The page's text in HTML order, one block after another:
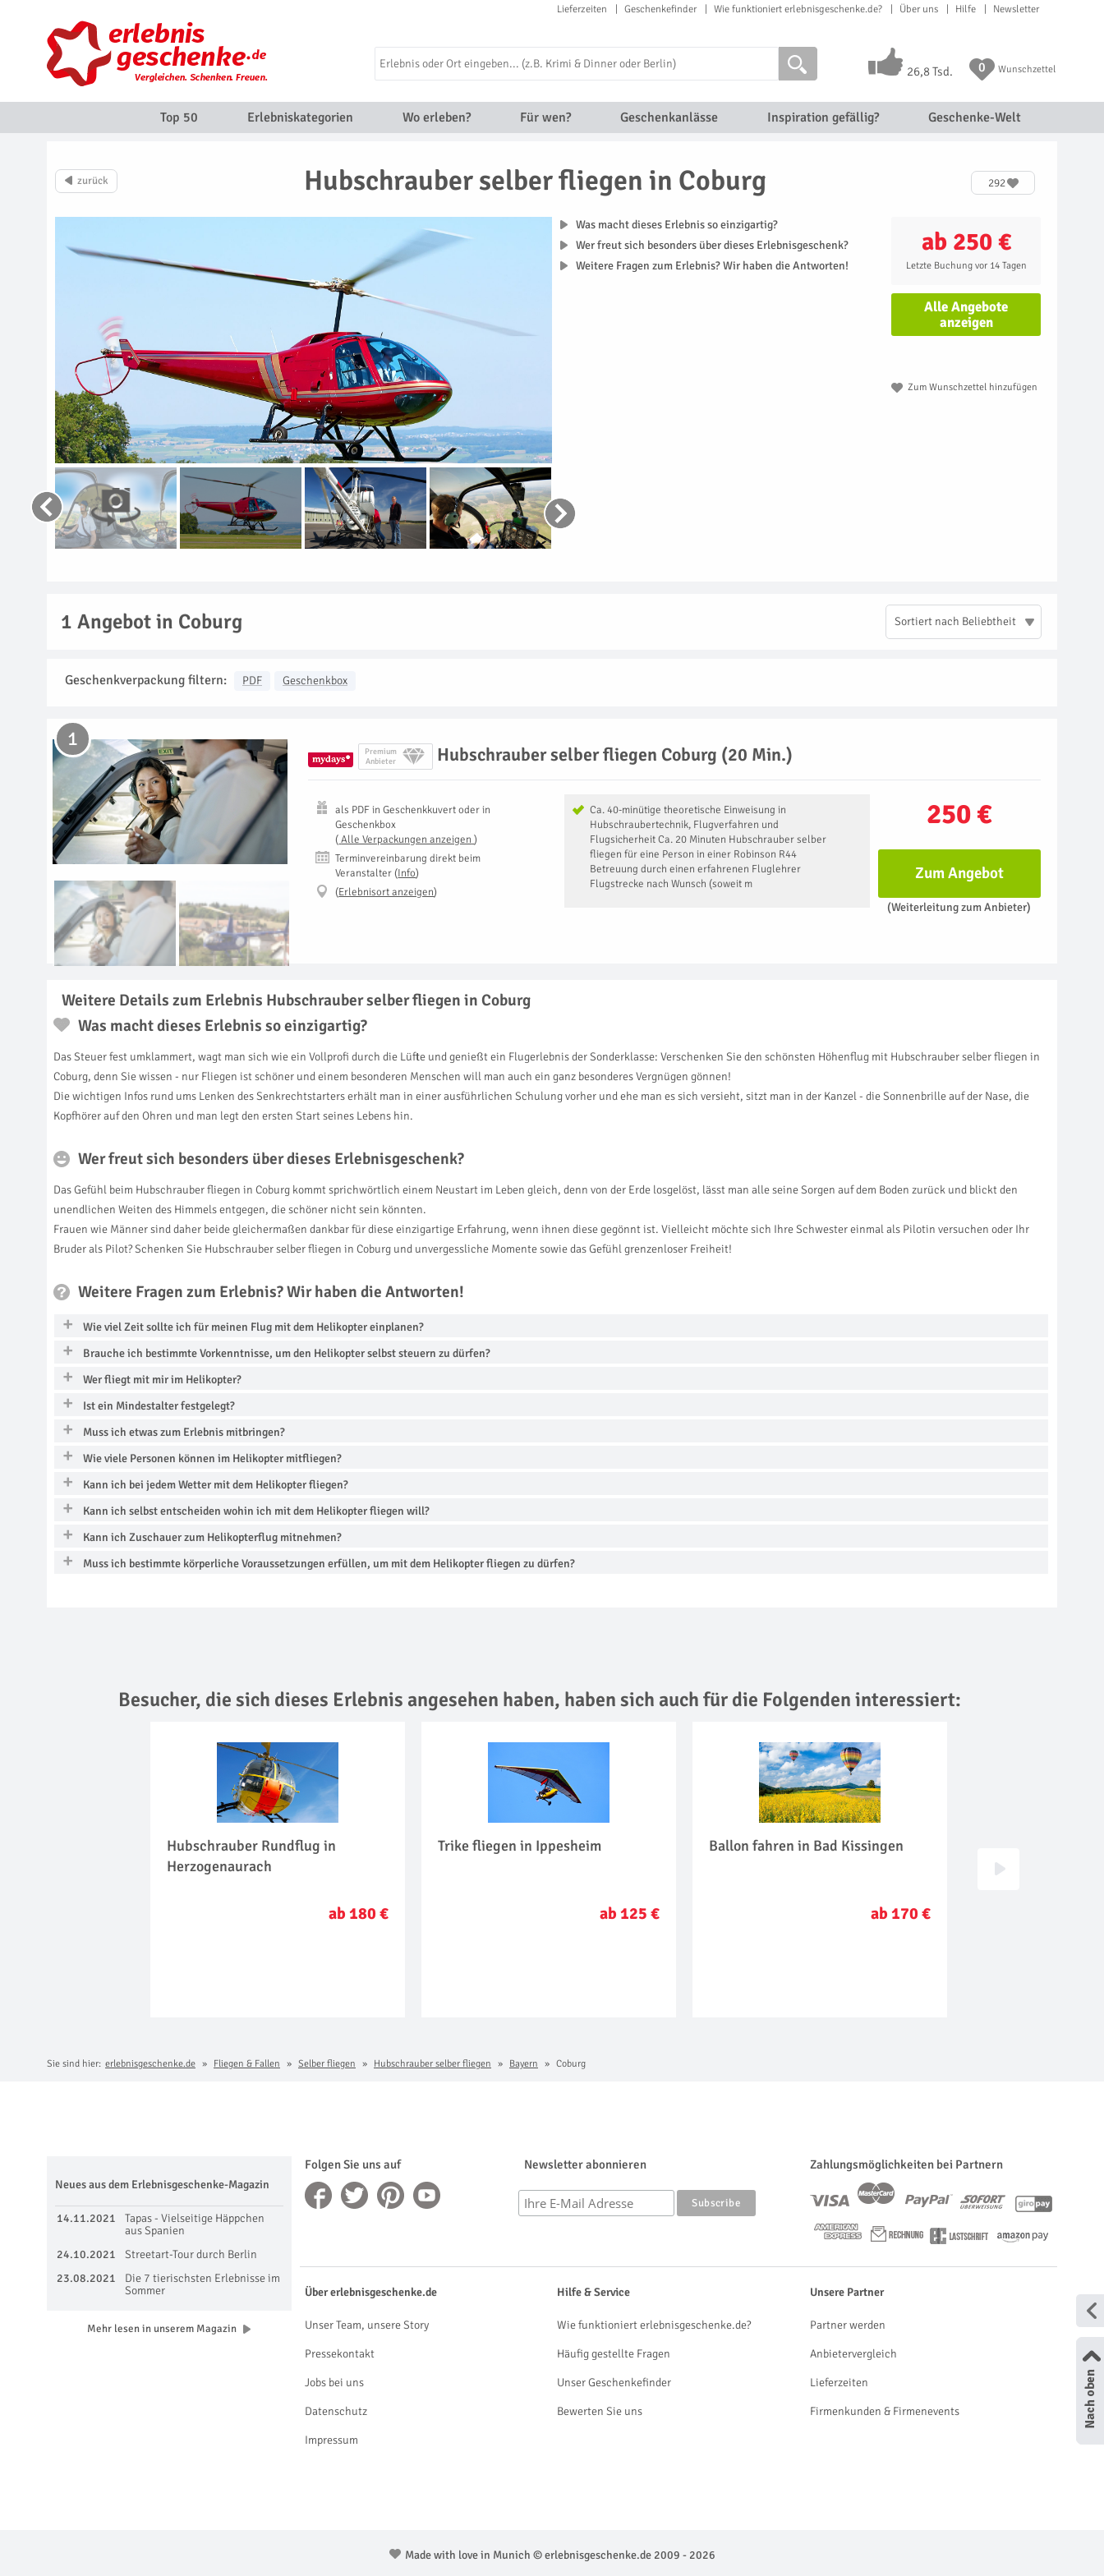
Lieferzeiten Geschenkefinder Wie funktioniert erlebnisgeschenke.de? Über uns Hilfe Newsletter
26,8 Tsd. 0 Wunschzettel
Top 50 Erlebniskategorien Wo erleben? Für wen? Geschenkanlässe Inspiration gefällig? Geschenke-Welt
Hubschrauber selber fliegen in Coburg 292
ab 250 €
Letzte Buchung vor 14 Tagen
Alle Angebote
anzeigen
Zum Wunschzettel hinzufügen
Was macht dieses Erlebnis so einzigartig?
Wer freut sich besonders über dieses Erlebnisgeschenk?
Weitere Fragen zum Erlebnis? Wir haben die Antworten!
1 Angebot in Coburg Sortiert nach Beliebtheit
Geschenkverpackung filtern: PDF Geschenkbox
Premium
Anbieter
Hubschrauber selber fliegen Coburg (20 Min.)
1
250 €
Ca. 40-minütige theoretische Einweisung in
Hubschraubertechnik, Flugverfahren und
Flugsicherheit Ca. 20 Minuten Hubschrauber selber
fliegen für eine Person in einer Robinson R44
Betreuung durch einen erfahrenen Fluglehrer
Flugstrecke nach Wunsch (soweit m
als PDFinGeschenkkuvert oder in
Geschenkbox
( Alle Verpackungen anzeigen )
Terminvereinbarung direkt beim
Veranstalter (Info)
(Erlebnisort anzeigen)
Zum Angebot
(Weiterleitung zum Anbieter)
Weitere Details zum Erlebnis Hubschrauber selber fliegen in Coburg
Was macht dieses Erlebnis so einzigartig?
Das Steuer fest umklammert, wagt man sich wie ein Vollprofi durch die Lüfte und genießt ein Flugerlebnis der Sonderklasse: Verschenken Sie den schönsten Höhenflug mit Hubschrauber selber fliegen in
Coburg, denn Sie wissen - nur Fliegen ist schöner und einem besonderen Menschen will man auch ein ganz besonderes Vergnügen gönnen!
Die wichtigen Infos rund ums Lenken des Senkrechtstarters erhält man in einer ausführlichen Schulung vorher und ehe man es sich versieht, sitzt man in der Kanzel - die Sonnenbrille auf der Nase, die
Kopfhörer auf den Ohren und man legt den ersten Start seines Lebens hin.
Wer freut sich besonders über dieses Erlebnisgeschenk?
Das Gefühl beim Hubschrauber fliegen in Coburg kommt sprichwörtlich einem Neustart im Leben gleich, denn von der Erde losgelöst, lässt man alle seine Sorgen auf dem Boden zurück und blickt den
unendlichen Weiten des Himmels entgegen, die schöner nicht sein könnten.
Frauen wie Männer sind daher beide gleichermaßen dankbar für diese einzigartige Erfahrung, wenn ihnen diese gegönnt ist. Vielleicht möchte sich Ihre Schwester einmal als Pilotin versuchen oder Ihr
Bruder als Pilot? Schenken Sie Hubschrauber selber fliegen in Coburg und unvergessliche Momente sowie das Gefühl grenzenloser Freiheit!
Weitere Fragen zum Erlebnis? Wir haben die Antworten!
Wie viel Zeit sollte ich für meinen Flug mit dem Helikopter einplanen?
Brauche ich bestimmte Vorkenntnisse, um den Helikopter selbst steuern zu dürfen?
Wer fliegt mit mir im Helikopter?
Ist ein Mindestalter festgelegt?
Muss ich etwas zum Erlebnis mitbringen?
Wie viele Personen können im Helikopter mitfliegen?
Kann ich bei jedem Wetter mit dem Helikopter fliegen?
Kann ich selbst entscheiden wohin ich mit dem Helikopter fliegen will?
Kann ich Zuschauer zum Helikopterflug mitnehmen?
Muss ich bestimmte körperliche Voraussetzungen erfüllen, um mit dem Helikopter fliegen zu dürfen?
Besucher, die sich dieses Erlebnis angesehen haben, haben sich auch für die Folgenden interessiert:
Hubschrauber Rundflug in
Herzogenaurach
ab 180 €
Trike fliegen in Ippesheim
ab 125 €
Ballon fahren in Bad Kissingen
ab 170 €
Sie sind hier: erlebnisgeschenke.de Fliegen & Fallen Selber fliegen Hubschrauber selber fliegen Bayern Coburg
Folgen Sie uns auf Newsletter abonnieren Zahlungsmöglichkeiten bei Partnern
Neues aus dem Erlebnisgeschenke-Magazin
14.11.2021
Tapas - Vielseitige Häppchen
aus Spanien
24.10.2021
Streetart-Tour durch Berlin
23.08.2021
Die 7 tierischsten Erlebnisse im
Sommer
Mehr lesen in unserem Magazin
Über erlebnisgeschenke.de
Unser Team, unsere Story
Pressekontakt
Jobs bei uns
Datenschutz
Impressum
Hilfe & Service
Wie funktioniert erlebnisgeschenke.de?
Häufig gestellte Fragen
Unser Geschenkefinder
Bewerten Sie uns
Unsere Partner
Partner werden
Anbietervergleich
Lieferzeiten
Firmenkunden & Firmenevents
Made with love in Munich © erlebnisgeschenke.de 2009 - 2026